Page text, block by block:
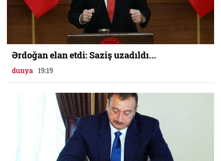
Ərdoğan elan etdi: Saziş uzadıldı...
dunya 19:19